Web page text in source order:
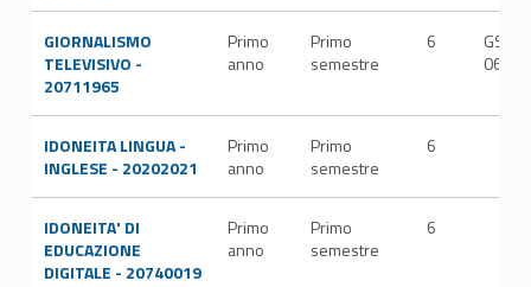
GIORNALISMO
TELEVISIVO -
20711965
Primo
anno
Primo
semestre
6
GSPS-
06/A
IDONEITA LINGUA -
INGLESE - 20202021
Primo
anno
Primo
semestre
6
IDONEITA' DI
EDUCAZIONE
DIGITALE - 20740019
Primo
anno
Primo
semestre
6